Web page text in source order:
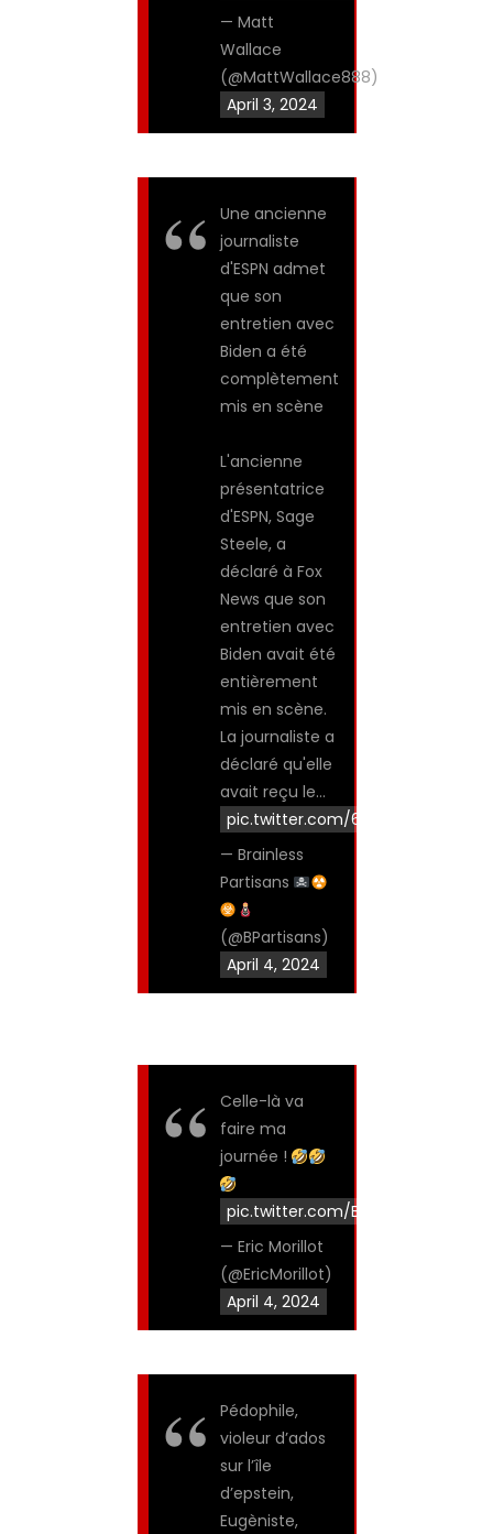
— Matt
Wallace
(@MattWallace888)
April 3, 2024
Une ancienne
journaliste
d'ESPN admet
que son
entretien avec
Biden a été
complètement
mis en scène
L'ancienne
présentatrice
d'ESPN, Sage
Steele, a
déclaré à Fox
News que son
entretien avec
Biden avait été
entièrement
mis en scène.
La journaliste a
déclaré qu'elle
avait reçu le…
pic.twitter.com/6UT5AzVf9m
— Brainless
Partisans
(@BPartisans)
April 4, 2024
Celle-là va
faire ma
journée !
pic.twitter.com/BLBLLZeir4
— Eric Morillot
(@EricMorillot)
April 4, 2024
Pédophile,
violeur d’ados
sur l’île
d’epstein,
Eugèniste,